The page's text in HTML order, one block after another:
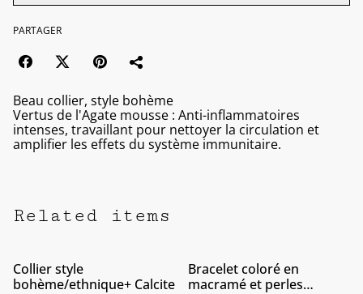
PARTAGER
Beau collier, style bohème
Vertus de l'Agate mousse : Anti-inflammatoires
intenses, travaillant pour nettoyer la circulation et
amplifier les effets du système immunitaire.
Related items
Collier style
bohème/ethnique+ Calcite
Bracelet coloré en
macramé et perles